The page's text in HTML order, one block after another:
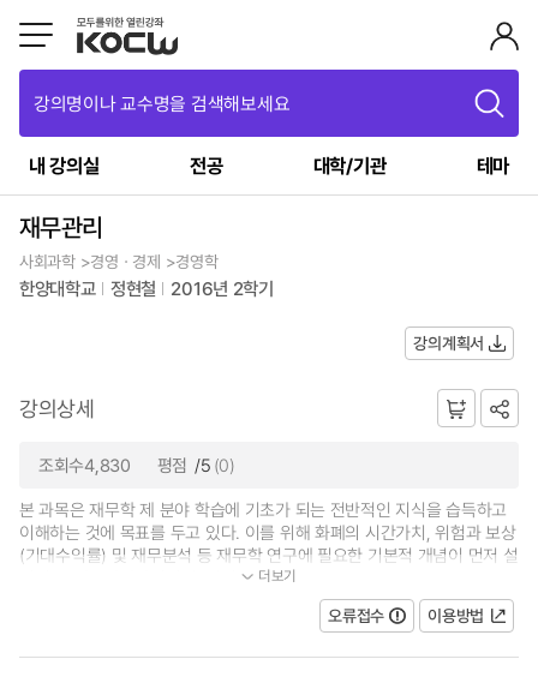
강의명이나 교수명을 검색해보세요
내 강의실 전공 대학/기관 테마
재무관리
사회과학 >경영ㆍ경제 >경영학
한양대학교 정현철 2016년 2학기
강의계획서
강의상세
조회수4,830 평점 /5 (0)
본 과목은 재무학 제 분야 학습에 기초가 되는 전반적인 지식을 습득하고
이해하는 것에 목표를 두고 있다. 이를 위해 화폐의 시간가치, 위험과 보상
(기대수익률) 및 재무분석 등 재무학 연구에 필요한 기본적 개념이 먼저 설
명되고, 자본자산가격결정, 기업... 더보기
오류접수 이용방법